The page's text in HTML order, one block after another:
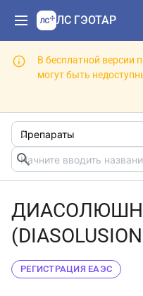
ЛС ГЭОТАР
В бесплатной версии
могут быть
РЕГИСТРАЦИЯ ЕАЭС